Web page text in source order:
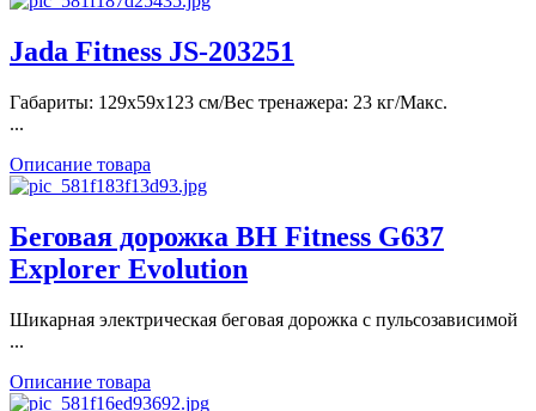
Jada Fitness JS-203251
Габариты: 129х59х123 см/Вес тренажера: 23 кг/Макс.
...
Описание товара
Беговая дорожка ВН Fitness G637
Explorer Evolution
Шикарная электрическая беговая дорожка с пульсозависимой
...
Описание товара